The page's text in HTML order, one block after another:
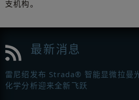
支机构。
最新消息
雷尼绍发布 Strada® 智能显微拉曼
化学分析迎来全新飞跃